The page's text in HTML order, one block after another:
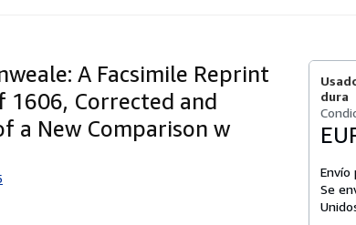
A Facsimile Reprint
Corrected and
a New Comparison w
dura
Envío
Se